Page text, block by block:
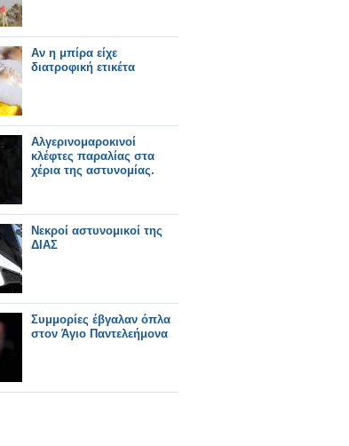
Αν η μπίρα είχε
διατροφική ετικέτα
Αλγερινομαροκινοί
κλέφτες παραλίας στα
χέρια της αστυνομίας.
Νεκροί αστυνομικοί της
ΔΙΑΣ
Συμμορίες έβγαλαν όπλα
στον Άγιο Παντελεήμονα